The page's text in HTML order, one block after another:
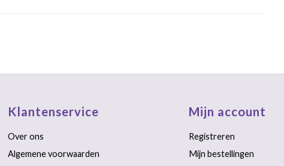
Klantenservice
Over ons
Algemene voorwaarden
Mijn account
Registreren
Mijn bestellingen